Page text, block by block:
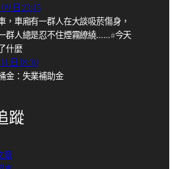
日 23:45
，車廂有一群人在大談吸菸傷身，
群人總是忍不住煙霧繚繞……#今天
什麼
日 18:30
金：失業補助金
蹤
章